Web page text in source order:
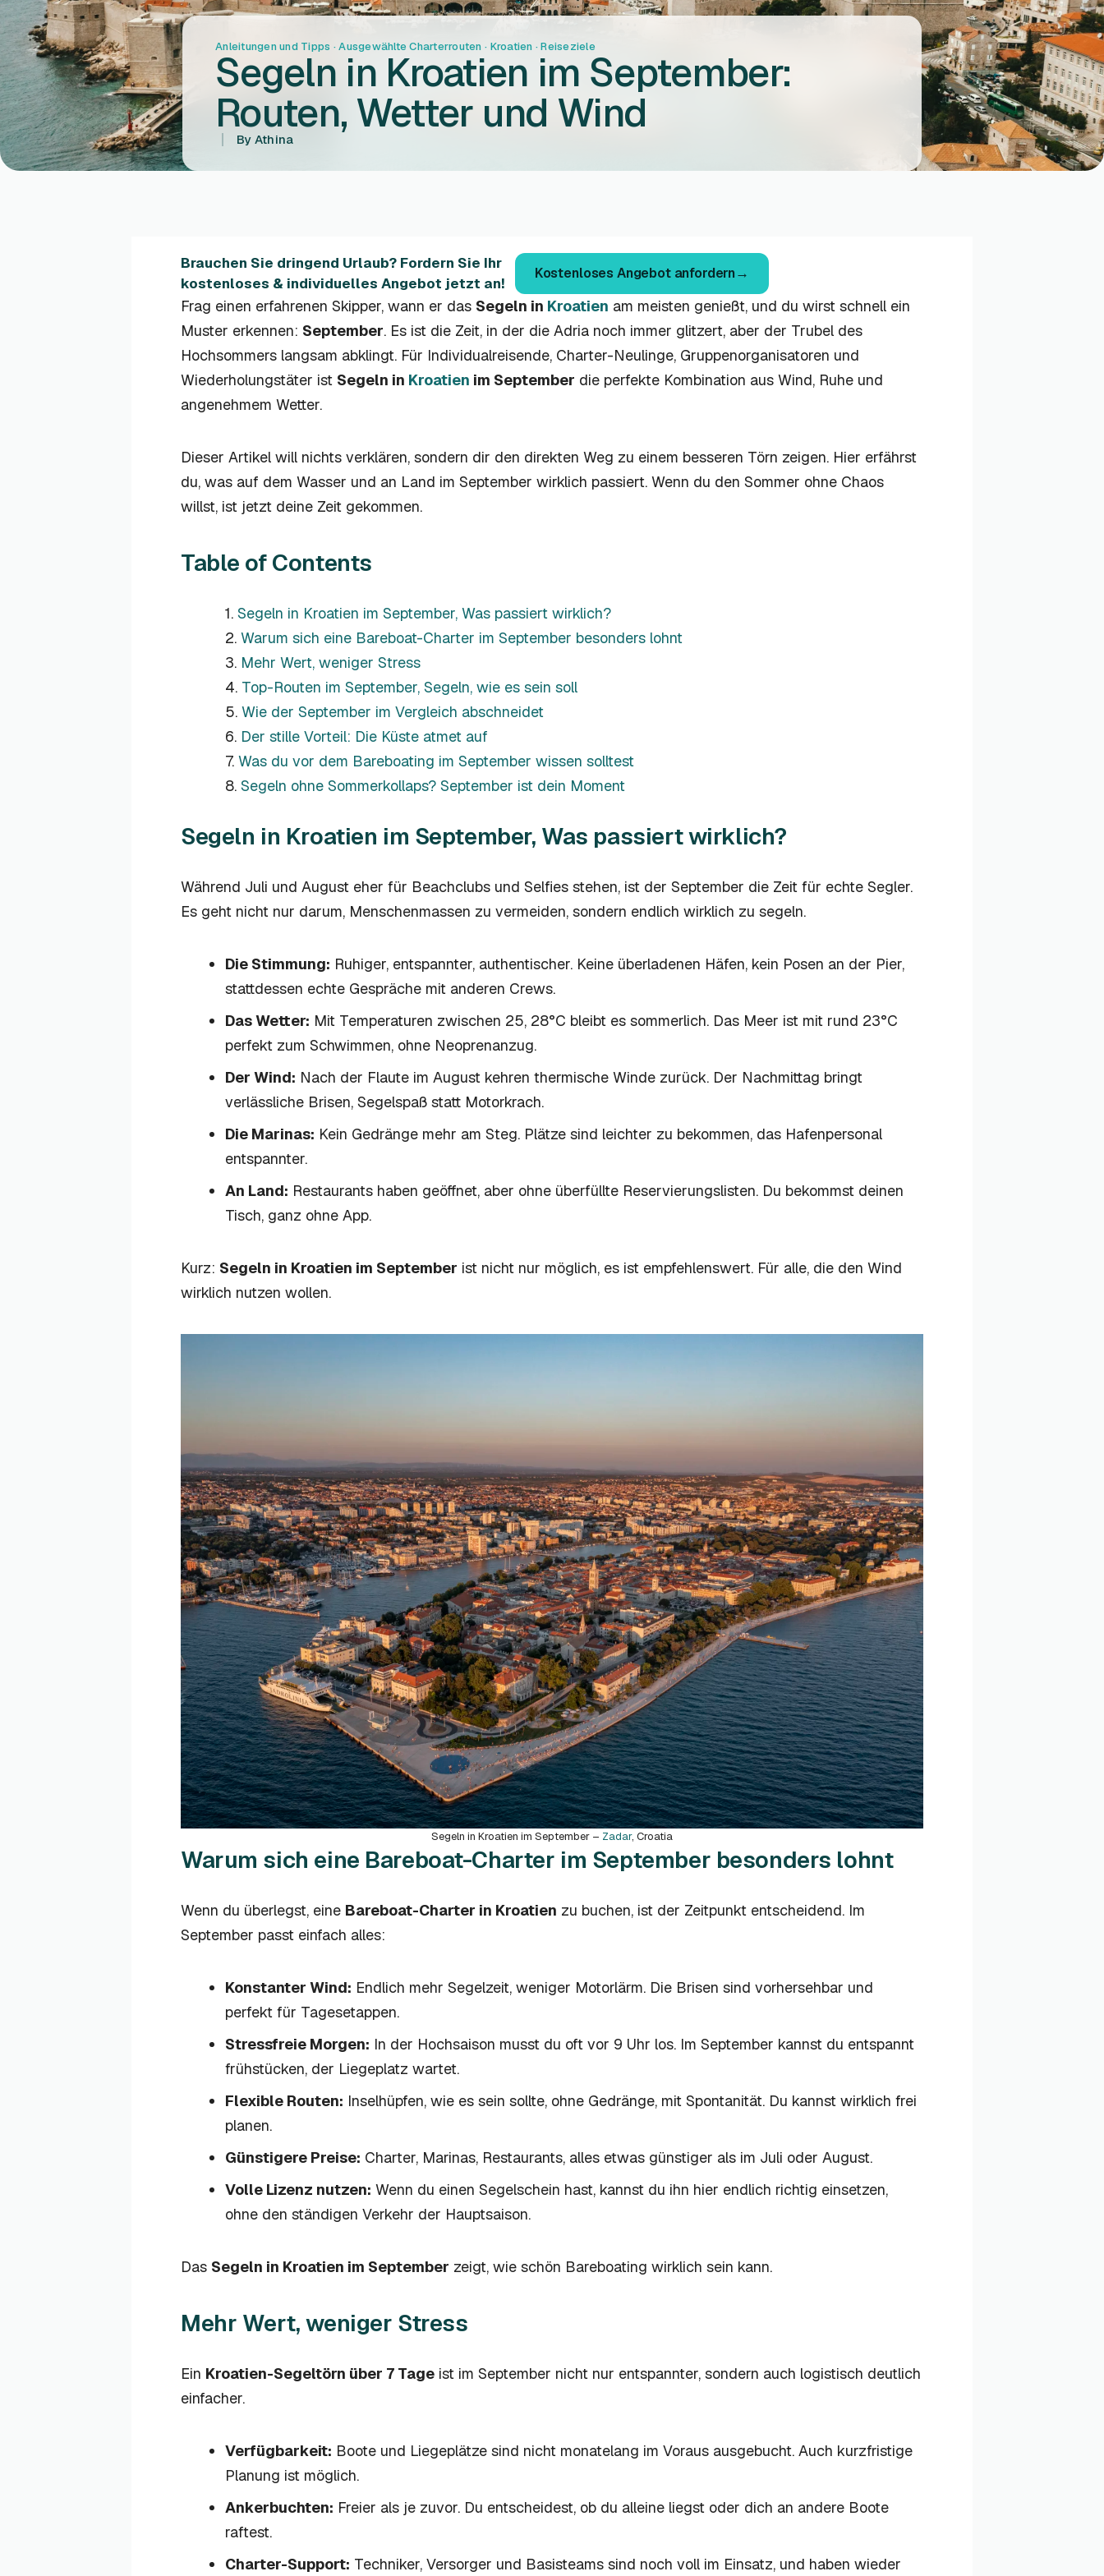
Anleitungen und Tipps ·Ausgewählte Charterrouten · Kroatien ·Reiseziele
Segeln in Kroatien im September:
Routen, Wetter und Wind
By Athina
Brauchen Sie dringend Urlaub? Fordern Sie Ihr
kostenloses & individuelles Angebot jetzt an!
Kostenloses Angebot anfordern
Frag einen erfahrenen Skipper, wann er das Segeln in Kroatien am meisten genießt, und du wirst schnell ein
Muster erkennen: September. Es ist die Zeit, in der die Adria noch immer glitzert, aber der Trubel des
Hochsommers langsam abklingt. Für Individualreisende, Charter-Neulinge, Gruppenorganisatoren und
Wiederholungstäter ist Segeln in Kroatien im September die perfekte Kombination aus Wind, Ruhe und
angenehmem Wetter.
Dieser Artikel will nichts verklären, sondern dir den direkten Weg zu einem besseren Törn zeigen. Hier erfährst
du, was auf dem Wasser und an Land im September wirklich passiert. Wenn du den Sommer ohne Chaos
willst, ist jetzt deine Zeit gekommen.
Table of Contents
Segeln in Kroatien im September, Was passiert wirklich?
Warum sich eine Bareboat-Charter im September besonders lohnt
Mehr Wert, weniger Stress
Top-Routen im September, Segeln, wie es sein soll
Wie der September im Vergleich abschneidet
Der stille Vorteil: Die Küste atmet auf
Was du vor dem Bareboating im September wissen solltest
Segeln ohne Sommerkollaps? September ist dein Moment
Segeln in Kroatien im September, Was passiert wirklich?
Während Juli und August eher für Beachclubs und Selfies stehen, ist der September die Zeit für echte Segler.
Es geht nicht nur darum, Menschenmassen zu vermeiden, sondern endlich wirklich zu segeln.
Die Stimmung: Ruhiger, entspannter, authentischer. Keine überladenen Häfen, kein Posen an der Pier,
stattdessen echte Gespräche mit anderen Crews.
Das Wetter: Mit Temperaturen zwischen 25, 28°C bleibt es sommerlich. Das Meer ist mit rund 23°C
perfekt zum Schwimmen, ohne Neoprenanzug.
Der Wind: Nach der Flaute im August kehren thermische Winde zurück. Der Nachmittag bringt
verlässliche Brisen, Segelspaß statt Motorkrach.
Die Marinas: Kein Gedränge mehr am Steg. Plätze sind leichter zu bekommen, das Hafenpersonal
entspannter.
An Land: Restaurants haben geöffnet, aber ohne überfüllte Reservierungslisten. Du bekommst deinen
Tisch, ganz ohne App.
Kurz: Segeln in Kroatien im September ist nicht nur möglich, es ist empfehlenswert. Für alle, die den Wind
wirklich nutzen wollen.
Segeln in Kroatien im September – Zadar, Croatia
Warum sich eine Bareboat-Charter im September besonders lohnt
Wenn du überlegst, eine Bareboat-Charter in Kroatien zu buchen, ist der Zeitpunkt entscheidend. Im
September passt einfach alles:
Konstanter Wind: Endlich mehr Segelzeit, weniger Motorlärm. Die Brisen sind vorhersehbar und
perfekt für Tagesetappen.
Stressfreie Morgen: In der Hochsaison musst du oft vor 9 Uhr los. Im September kannst du entspannt
frühstücken, der Liegeplatz wartet.
Flexible Routen: Inselhüpfen, wie es sein sollte, ohne Gedränge, mit Spontanität. Du kannst wirklich frei
planen.
Günstigere Preise: Charter, Marinas, Restaurants, alles etwas günstiger als im Juli oder August.
Volle Lizenz nutzen: Wenn du einen Segelschein hast, kannst du ihn hier endlich richtig einsetzen,
ohne den ständigen Verkehr der Hauptsaison.
Das Segeln in Kroatien im September zeigt, wie schön Bareboating wirklich sein kann.
Mehr Wert, weniger Stress
Ein Kroatien-Segeltörn über 7 Tage ist im September nicht nur entspannter, sondern auch logistisch deutlich
einfacher.
Verfügbarkeit: Boote und Liegeplätze sind nicht monatelang im Voraus ausgebucht. Auch kurzfristige
Planung ist möglich.
Ankerbuchten: Freier als je zuvor. Du entscheidest, ob du alleine liegst oder dich an andere Boote
raftest.
Charter-Support: Techniker, Versorger und Basisteams sind noch voll im Einsatz, und haben wieder